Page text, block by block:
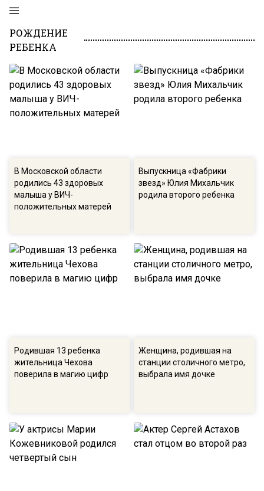
РОЖДЕНИЕ
РЕБЕНКА
В Московской области
родились 43 здоровых
малыша у ВИЧ-
положительных матерей
Выпускница «Фабрики
звезд» Юлия Михальчик
родила второго ребенка
Родившая 13 ребенка
жительница Чехова
поверила в магию цифр
Женщина, родившая на
станции столичного метро,
выбрала имя дочке